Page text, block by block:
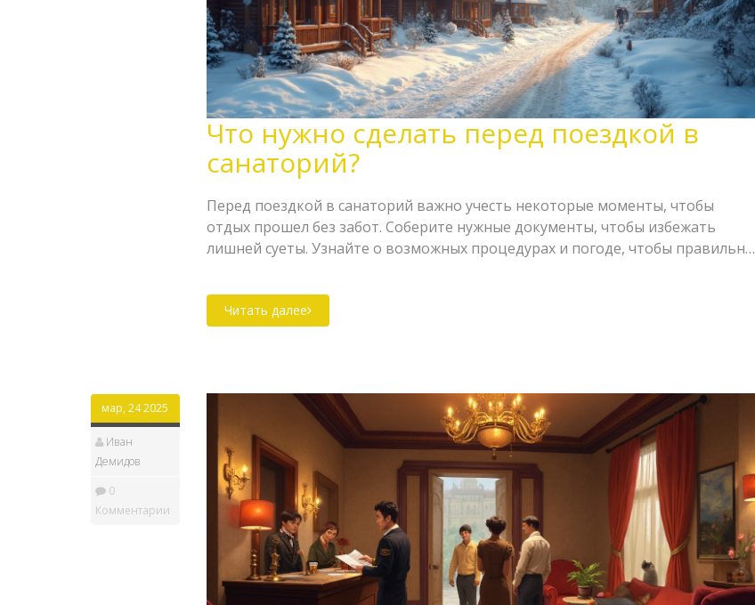
Что нужно сделать перед поездкой в
санаторий?
Перед поездкой в санаторий важно учесть некоторые моменты, чтобы
отдых прошел без забот. Соберите нужные документы, чтобы избежать
лишней суеты. Узнайте о возможных процедурах и погоде, чтобы правильно
составьте план отдыха.
Читать далее
мар, 24 2025
Иван
Демидов
0
Комментарии